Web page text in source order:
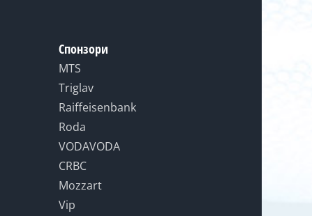
Спонзори
MTS
Triglav
Raiffeisenbank
Roda
VODAVODA
CRBC
Mozzart
Vip